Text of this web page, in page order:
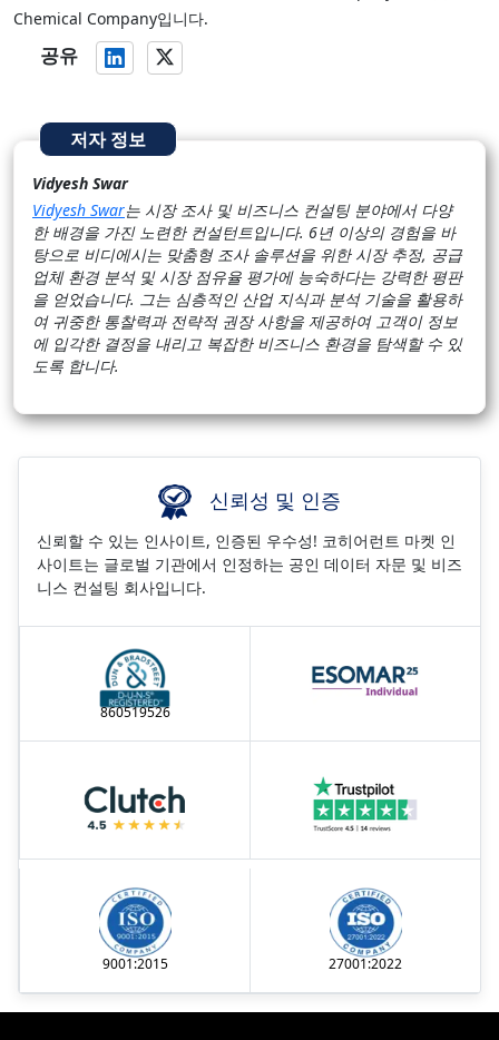
Chemical Company입니다.
공유
저자 정보
Vidyesh Swar
Vidyesh Swar는 시장 조사 및 비즈니스 컨설팅 분야에서 다양
한 배경을 가진 노련한 컨설턴트입니다. 6년 이상의 경험을 바
탕으로 비디에시는 맞춤형 조사 솔루션을 위한 시장 추정, 공급
업체 환경 분석 및 시장 점유율 평가에 능숙하다는 강력한 평판
을 얻었습니다. 그는 심층적인 산업 지식과 분석 기술을 활용하
여 귀중한 통찰력과 전략적 권장 사항을 제공하여 고객이 정보
에 입각한 결정을 내리고 복잡한 비즈니스 환경을 탐색할 수 있
도록 합니다.
신뢰성 및 인증
신뢰할 수 있는 인사이트, 인증된 우수성! 코히어런트 마켓 인
사이트는 글로벌 기관에서 인정하는 공인 데이터 자문 및 비즈
니스 컨설팅 회사입니다.
860519526
9001:2015 27001:2022